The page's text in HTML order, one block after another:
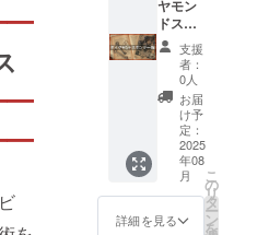
は「わ
ざの
わ」へ
のあた
たかい
ご支
援、本
当にあ
りがと
うござ
いまし
た。美
緒さん
で、第
三者が
事業者
を紹介
してい
る音声
コンテ
ンツと
して使
用でき
ます。
SNSで
の利用
大
（PC：
728×90
px、ス
マホ：
234×60
px程
度）、
リンク
付き ※2.
掲載サ
イズ
（120x
ター
に、企
業や屋
号のロ
ゴや
マーク
を掲載
します
※2 3.支
援者リ
スト
に、企
業や屋
ヤモン
ドスポ
ンサー
権】 1.
わざの
わサイ
トの全
ページ
のフッ
ター
に、広
告バ
ナーを
支援
者：
0人
お届
け予
定：
2025
年08
月
詳細を見る
こ
の
リ
タ
ー
ン
を